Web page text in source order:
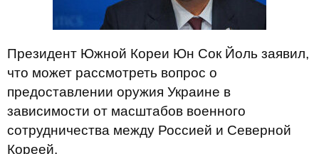
Президент Южной Кореи Юн Сок Йоль заявил,
что может рассмотреть вопрос о
предоставлении оружия Украине в
зависимости от масштабов военного
сотрудничества между Россией и Северной
Кореей.